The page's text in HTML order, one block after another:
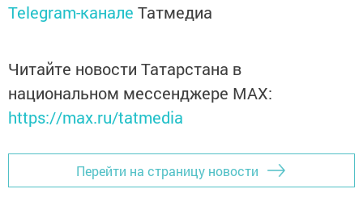
Telegram-канале Татмедиа
Читайте новости Татарстана в
национальном мессенджере MАХ:
https://max.ru/tatmedia
Перейти на страницу новости